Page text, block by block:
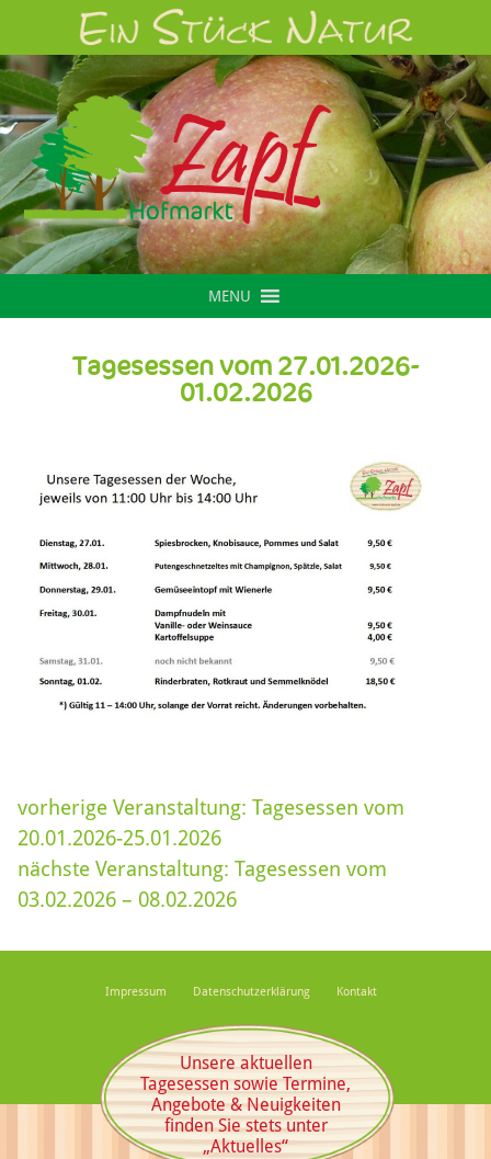
MENU
Tagesessen vom 27.01.2026-
01.02.2026
vorherige Veranstaltung: Tagesessen vom
20.01.2026-25.01.2026
nächste Veranstaltung: Tagesessen vom
03.02.2026 – 08.02.2026
Impressum Datenschutzerklärung Kontakt
Unsere aktuellen
Tagesessen sowie Termine,
Angebote & Neuigkeiten
finden Sie stets unter
„Aktuelles“